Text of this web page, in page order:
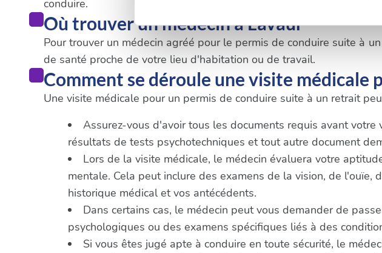
Les cookies nous permettent de personnaliser le
vous leur avez fournies ou qu'ils ont collectées lors
conduire.
Où trouver un médecin à Lavaur
Pour trouver un médecin agréé pour le permis de conduire suite à
de santé proche de votre lieu d'habitation ou de travail.
Comment se déroule une visite médicale
Une visite médicale pour un permis de conduire suite à un retrait
Assurez-vous d'avoir tous les documents requis avant
résultats de tests psychotechniques et tout autre document
Lors de la visite médicale, le médecin évaluera votre
mentale. Cela peut inclure des examens de la vision, de
historique médical et vos antécédents.
Dans certains cas, le médecin peut vous demander de
psychologiques ou des examens spécifiques liés à des
Si vous êtes jugé apte à conduire en toute sécurité, le